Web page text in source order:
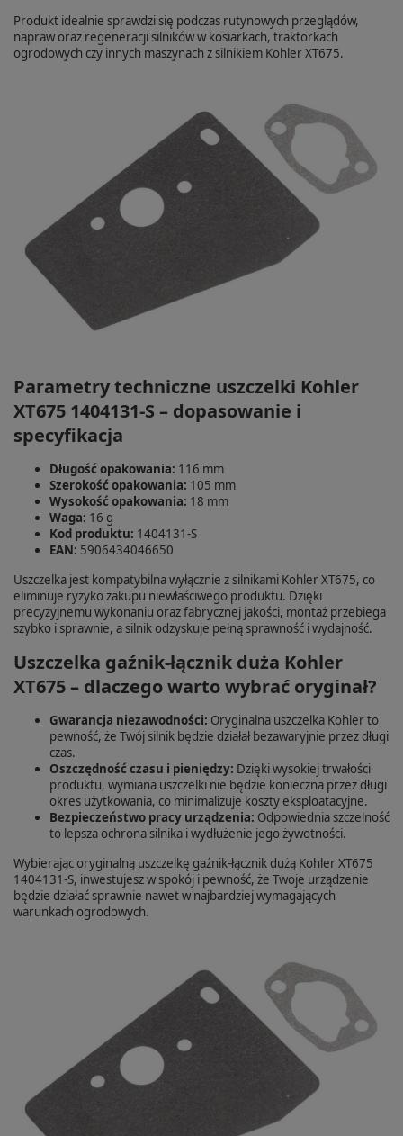
Produkt idealnie sprawdzi się podczas rutynowych przeglądów,
napraw oraz regeneracji silników w kosiarkach, traktorkach
ogrodowych czy innych maszynach z silnikiem Kohler XT675.
Parametry techniczne uszczelki Kohler
XT675 1404131-S – dopasowanie i
specyfikacja
Długość opakowania: 116 mm
Szerokość opakowania: 105 mm
Wysokość opakowania: 18 mm
Waga: 16 g
Kod produktu: 1404131-S
EAN: 5906434046650
Uszczelka jest kompatybilna wyłącznie z silnikami Kohler XT675, co
eliminuje ryzyko zakupu niewłaściwego produktu. Dzięki
precyzyjnemu wykonaniu oraz fabrycznej jakości, montaż przebiega
szybko i sprawnie, a silnik odzyskuje pełną sprawność i wydajność.
Uszczelka gaźnik-łącznik duża Kohler
XT675 – dlaczego warto wybrać oryginał?
Gwarancja niezawodności: Oryginalna uszczelka Kohler to
pewność, że Twój silnik będzie działał bezawaryjnie przez długi
czas.
Oszczędność czasu i pieniędzy: Dzięki wysokiej trwałości
produktu, wymiana uszczelki nie będzie konieczna przez długi
okres użytkowania, co minimalizuje koszty eksploatacyjne.
Bezpieczeństwo pracy urządzenia: Odpowiednia szczelność
to lepsza ochrona silnika i wydłużenie jego żywotności.
Wybierając oryginalną uszczelkę gaźnik-łącznik dużą Kohler XT675
1404131-S, inwestujesz w spokój i pewność, że Twoje urządzenie
będzie działać sprawnie nawet w najbardziej wymagających
warunkach ogrodowych.